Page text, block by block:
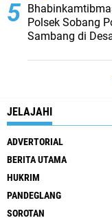
Polsek Sobang
Sambang di
JELAJAHI
ADVERTORIAL
BERITA UTAMA
HUKRIM
PANDEGLANG
SOROTAN